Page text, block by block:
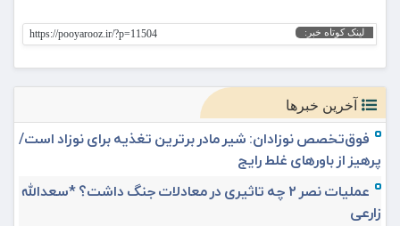
لینک کوتاه خبر: https://pooyarooz.ir/?p=11504
آخرین خبرها
فوق‌تخصص نوزادان: شیر مادر برترین تغذیه برای نوزاد است/
پرهیز از باورهای غلط رایج
عملیات نصر ۲ چه تاثیری در معادلات جنگ داشت؟ *سعدالله
زارعی